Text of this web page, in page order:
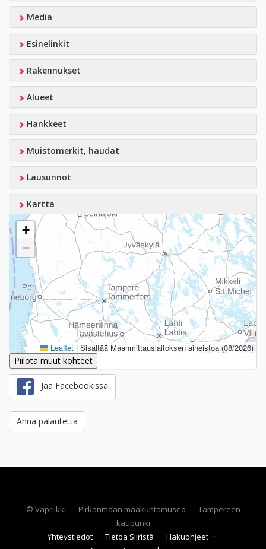
Media
Esinelinkit
Rakennukset
Alueet
Hankkeet
Muistomerkit, haudat
Lausunnot
Kartta
+
−
Leaflet | Sisältää Maanmittauslaitoksen aineistoa (08/2026)
Piilota muut kohteet
Jaa Facebookissa
Anna palautetta
© Vapriikki · Pirkanmaan maakuntamuseo · Tampereen
kaupunki
Yhteystiedot · Tietoa Siiristä · Hakuohjeet ·